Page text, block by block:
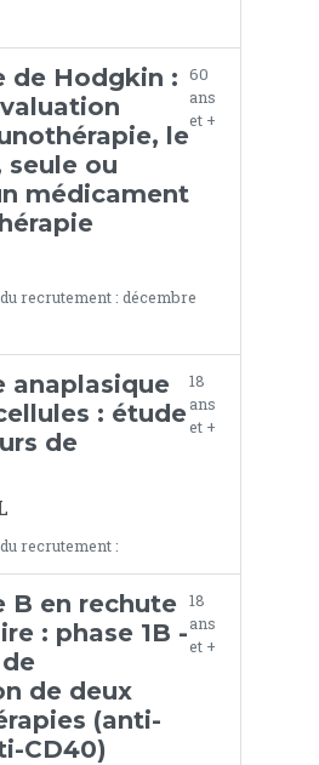
de Hodgkin :
le
seule ou
médicament
60
ans
et +
recrutement : décembre
anaplasique
: étude
de
18
ans
et +
recrutement :
B en rechute
: phase 1B -
de deux
(anti-
CD40)
18
ans
et +